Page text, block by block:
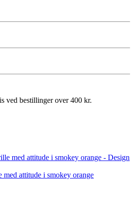
ved bestillinger over 400 kr.
med attitude i smokey orange